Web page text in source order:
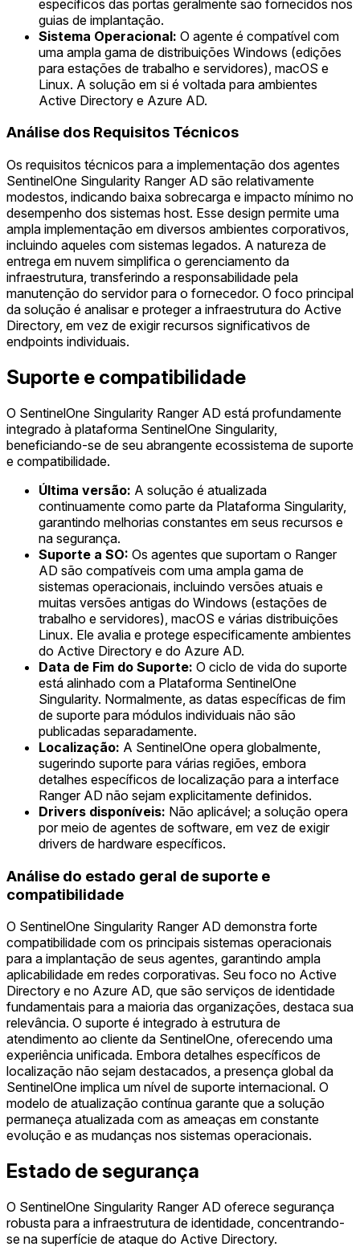
específicos das portas geralmente são fornecidos nos
guias de implantação.
Sistema Operacional: O agente é compatível com
uma ampla gama de distribuições Windows (edições
para estações de trabalho e servidores), macOS e
Linux. A solução em si é voltada para ambientes
Active Directory e Azure AD.
Análise dos Requisitos Técnicos
Os requisitos técnicos para a implementação dos agentes
SentinelOne Singularity Ranger AD são relativamente
modestos, indicando baixa sobrecarga e impacto mínimo no
desempenho dos sistemas host. Esse design permite uma
ampla implementação em diversos ambientes corporativos,
incluindo aqueles com sistemas legados. A natureza de
entrega em nuvem simplifica o gerenciamento da
infraestrutura, transferindo a responsabilidade pela
manutenção do servidor para o fornecedor. O foco principal
da solução é analisar e proteger a infraestrutura do Active
Directory, em vez de exigir recursos significativos de
endpoints individuais.
Suporte e compatibilidade
O SentinelOne Singularity Ranger AD está profundamente
integrado à plataforma SentinelOne Singularity,
beneficiando-se de seu abrangente ecossistema de suporte
e compatibilidade.
Última versão: A solução é atualizada
continuamente como parte da Plataforma Singularity,
garantindo melhorias constantes em seus recursos e
na segurança.
Suporte a SO: Os agentes que suportam o Ranger
AD são compatíveis com uma ampla gama de
sistemas operacionais, incluindo versões atuais e
muitas versões antigas do Windows (estações de
trabalho e servidores), macOS e várias distribuições
Linux. Ele avalia e protege especificamente ambientes
do Active Directory e do Azure AD.
Data de Fim do Suporte: O ciclo de vida do suporte
está alinhado com a Plataforma SentinelOne
Singularity. Normalmente, as datas específicas de fim
de suporte para módulos individuais não são
publicadas separadamente.
Localização: A SentinelOne opera globalmente,
sugerindo suporte para várias regiões, embora
detalhes específicos de localização para a interface
Ranger AD não sejam explicitamente definidos.
Drivers disponíveis: Não aplicável; a solução opera
por meio de agentes de software, em vez de exigir
drivers de hardware específicos.
Análise do estado geral de suporte e
compatibilidade
O SentinelOne Singularity Ranger AD demonstra forte
compatibilidade com os principais sistemas operacionais
para a implantação de seus agentes, garantindo ampla
aplicabilidade em redes corporativas. Seu foco no Active
Directory e no Azure AD, que são serviços de identidade
fundamentais para a maioria das organizações, destaca sua
relevância. O suporte é integrado à estrutura de
atendimento ao cliente da SentinelOne, oferecendo uma
experiência unificada. Embora detalhes específicos de
localização não sejam destacados, a presença global da
SentinelOne implica um nível de suporte internacional. O
modelo de atualização contínua garante que a solução
permaneça atualizada com as ameaças em constante
evolução e as mudanças nos sistemas operacionais.
Estado de segurança
O SentinelOne Singularity Ranger AD oferece segurança
robusta para a infraestrutura de identidade, concentrando-
se na superfície de ataque do Active Directory.